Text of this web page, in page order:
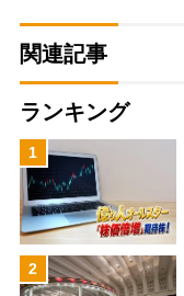
関連記事
ランキング
1
2